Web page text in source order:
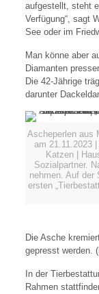
aufgestellt, steht
Verfügung“, sagt
See oder im
Man könne aber
Diamanten
Die 42-Jährige
darunter
Ascheperlen aus
am 21.11.2023
Katzen |
Sozialpartner.
nehmen. Auf der
ersten
Die Asche
gepresst werden.
In der
Rahmen